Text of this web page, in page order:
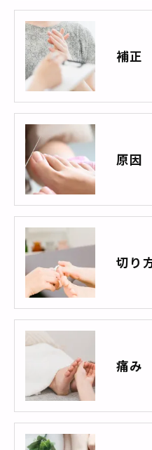
補正
原因
切り
痛み